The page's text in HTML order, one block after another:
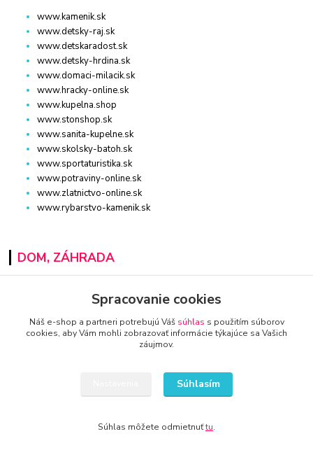
www.kamenik.sk
www.detsky-raj.sk
www.detskaradost.sk
www.detsky-hrdina.sk
www.domaci-milacik.sk
www.hracky-online.sk
www.kupelna.shop
www.stonshop.sk
www.sanita-kupelne.sk
www.skolsky-batoh.sk
www.sportaturistika.sk
www.potraviny-online.sk
www.zlatnictvo-online.sk
www.rybarstvo-kamenik.sk
DOM, ZÁHRADA
www.kvalitnytovar.sk
www.najvypredaj.sk
www.topvypredaj.sk
Spracovanie cookies
Náš e-shop a partneri potrebujú Váš súhlas s použitím súborov
cookies, aby Vám mohli zobrazovať informácie týkajúce sa Vašich
záujmov.
Súhlasím
Súhlas môžete odmietnuťtu.